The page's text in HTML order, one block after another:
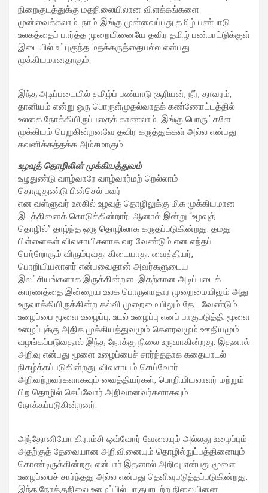
நிறைகுடத்துக்கு மதநிலையிலான விளக்கங்களை
முன்வைக்கலாம். நாம் இங்கு முன்வைப்பது தமிழ் பண்பாடு
உலகத்தைப் பார்த்த முறையினையே தவிர தமிழ் பண்பாட்டுக்குள்
இடையில் உட்புகுந்த மதக்கருத்தையல்ல என்பது
முக்கியமானதாகும்.
இந்த அடிப்படையில் தமிழ்ப் பண்பாடு சூரியன், நீர், தாவரம்,
தானியம் என்று ஒரு பொருள்முதல்வாதக் கண்ணோட்டத்தில்
உலகை நோக்கியிருப்பதைக் காணலாம். இங்கு பொருட்களே
முக்கியம் பெறுகின்றனவே தவிர கருத்துக்கள் அல்ல என்பது
கவனிக்கத்தக்க அம்சமாகும்.
உழவுத் தொழிலின் முக்கியத்துவம்
உழுதுண்டு வாழ்வாரே வாழ்வார்மற் றெல்லாம்
தொழுதுண்டு பின்செல் பவர்
என வள்ளுவர் உலகில் உழவுத் தொழிலுக்கு மிக முக்கியமான
இடத்தினைக் கொடுக்கின்றார். ஆனால் இன்று “உழவுத்
தொழில்” தாழ்ந்த ஒரு தொழிலாக கருதப்படுகின்றது. தமது
பிள்ளைகள் விவசாயிகளாக வர வேண்டும் என எந்தப்
பெற்றோரும் விரும்புவது கிடையாது. வைத்தியர்,
பொறியியலாளர் என்பவைதான் அவர்களுடைய
இலட்சியங்களாக இருக்கின்றன. இதற்கான அடிப்படைக்
காரணத்தை இன்றைய உலக பொருளாதார முறைமையிலும் அது
உருவாக்கியிருக்கின்ற கல்வி முறைமையிலும் தேட வேண்டும்.
உழைப்பை மூளை உழைப்பு, உடல் உழைப்பு எனப் பாகுபடுத்தி மூளை
உழைப்புக்கு அதிக முக்கியத்துவமும் கௌரவமும் ஊதியமும்
வழங்கப்படுவதால் இந்த நோக்கு நிலை உருவாகின்றது. இதனால்
அறிவு என்பது மூளை உழைப்பைச் சார்ந்ததாக கதையாடல்
நிகழ்த்தப்படுகின்றது. விவசாயம் செய்வோர்
அறிவற்றவர்களாகவும் வைத்தியர்கள், பொறியியலாளர் மற்றும்
பிற தொழில் செய்வோர் அறிவானவர்களாகவும்
நோக்கப்படுகின்றனர்.
அந்தோனியோ கிராம்சி ஒவ்வோர் வேலையும் அல்லது உழைப்பும்
அதற்குத் தேவையான அறிவினையும் தொழில்நுட்பத்தினையும்
கொண்டிருக்கின்றது என்பார்.இதனால் அறிவு என்பது மூளை
உழைப்பைச் சார்ந்தது அல்ல என்பது தெளிவுபடுத்தப்படுகின்றது.
இந்த நோக்குநிலை உழைப்பில் பாகுபாடற்ற நிலையினை